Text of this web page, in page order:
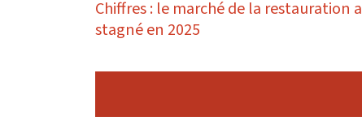
Chiffres : le marché de la restauration a
stagné en 2025